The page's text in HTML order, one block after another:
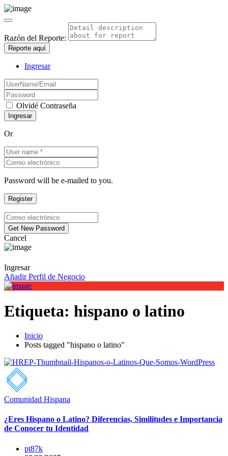
Razón del Reporte:
Reporte aquí
Ingresar
Olvidé Contraseña
Or
Password will be e-mailed to you.
Cancel
Ingresar
Añadir Perfil de Negocio
Etiqueta: hispano o latino
Inicio
Posts tagged "hispano o latino"
Comunidad Hispana
¿Eres Hispano o Latino? Diferencias, Similitudes e Importancia
de Conocer tu Identidad
pt87k